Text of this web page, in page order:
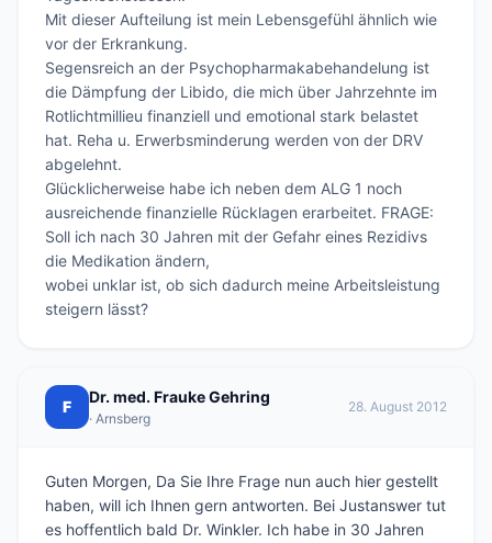
Mit dieser Aufteilung ist mein Lebensgefühl ähnlich wie
vor der Erkrankung.
Segensreich an der Psychopharmakabehandelung ist
die Dämpfung der Libido, die mich über Jahrzehnte im
Rotlichtmillieu finanziell und emotional stark belastet
hat. Reha u. Erwerbsminderung werden von der DRV
abgelehnt.
Glücklicherweise habe ich neben dem ALG 1 noch
ausreichende finanzielle Rücklagen erarbeitet. FRAGE:
Soll ich nach 30 Jahren mit der Gefahr eines Rezidivs
die Medikation ändern,
wobei unklar ist, ob sich dadurch meine Arbeitsleistung
F
Dr. med. Frauke Gehring
· Arnsberg
28. August 2012
Guten Morgen, Da Sie Ihre Frage nun auch hier gestellt
haben, will ich Ihnen gern antworten. Bei Justanswer tut
es hoffentlich bald Dr. Winkler. Ich habe in 30 Jahren